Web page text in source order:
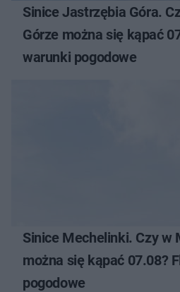
Sinice Jastrzębia Góra.
Górze można się kąpać
warunki pogodowe
Sinice Mechelinki. Czy w
można się kąpać 07.08?
pogodowe